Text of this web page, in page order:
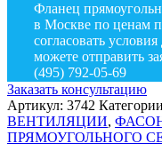
Фланец
в Москве по ценам
согласовать
можете отправить
(495) 792-05-69
Заказать консультацию
Артикул: 3742
ВЕНТИЛЯЦИИ,
ПРЯМОУГОЛЬНОГО